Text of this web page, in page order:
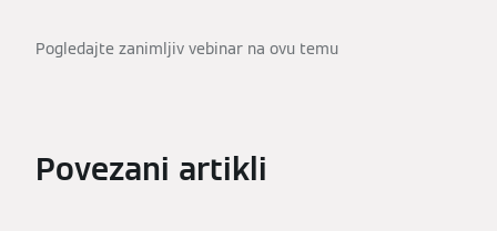
Pogledajte zanimljiv vebinar na ovu temu
Povezani artikli